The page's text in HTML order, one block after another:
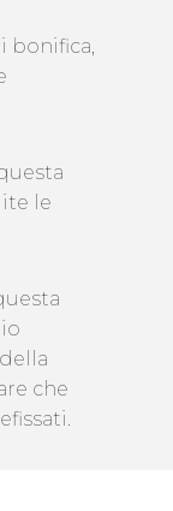
bonifica,
le
che